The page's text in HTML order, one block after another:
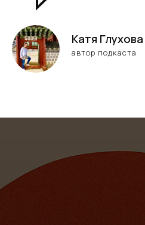
Катя Глухова
автор подкаста